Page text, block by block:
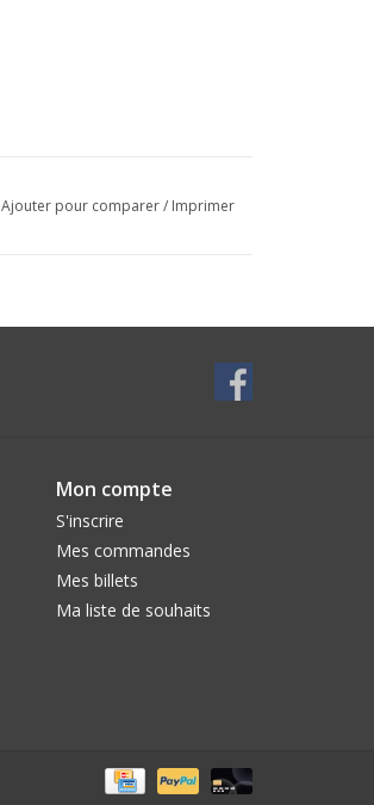
Ajouter pour comparer/ Imprimer
Mon compte
S'inscrire
Mes commandes
Mes billets
Ma liste de souhaits